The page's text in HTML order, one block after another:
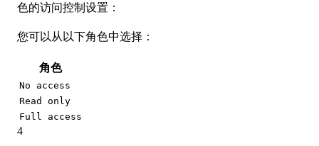
色的访问控制设置：
您可以从以下角色中选择：
角色
No access
Read only
Full access
4